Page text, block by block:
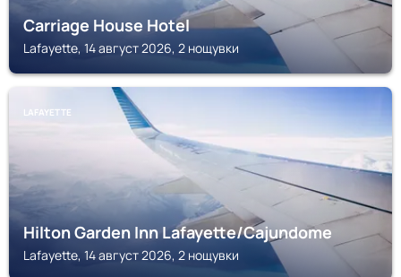
Carriage House Hotel
Lafayette, 14 август 2026, 2 нощувки
LAFAYETTE
Hilton Garden Inn Lafayette/Cajundome
Lafayette, 14 август 2026, 2 нощувки